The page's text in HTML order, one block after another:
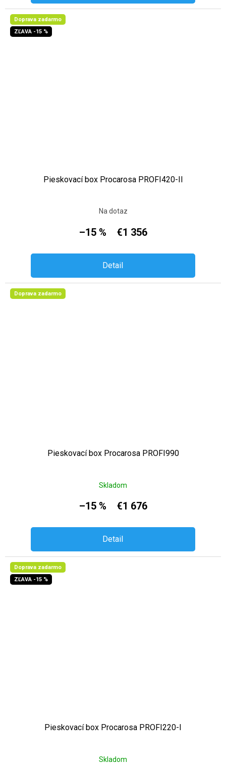
Doprava zadarmo
ZĽAVA -15 %
Pieskovací box Procarosa PROFI420-II
Na dotaz
–15 % €1 356
Detail
Doprava zadarmo
Pieskovací box Procarosa PROFI990
Skladom
–15 % €1 676
Detail
Doprava zadarmo
ZĽAVA -15 %
Pieskovací box Procarosa PROFI220-I
Skladom